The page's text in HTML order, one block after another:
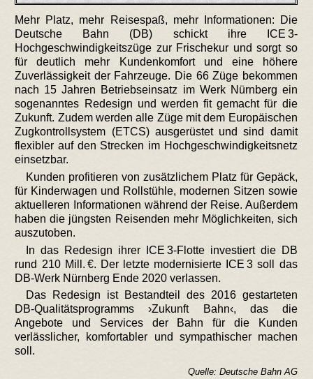
Mehr Platz, mehr Reisespaß, mehr Informationen: Die
Deutsche Bahn (DB) schickt ihre ICE 3-
Hochgeschwindigkeitszüge zur Frischekur und sorgt so
für deutlich mehr Kundenkomfort und eine höhere
Zuverlässigkeit der Fahrzeuge. Die 66 Züge bekommen
nach 15 Jahren Betriebseinsatz im Werk Nürnberg ein
sogenanntes Redesign und werden fit gemacht für die
Zukunft. Zudem werden alle Züge mit dem Europäischen
Zugkontrollsystem (ETCS) ausgerüstet und sind damit
flexibler auf den Strecken im Hochgeschwindigkeitsnetz
einsetzbar.
Kunden profitieren von zusätzlichem Platz für Gepäck,
für Kinderwagen und Rollstühle, modernen Sitzen sowie
aktuelleren Informationen während der Reise. Außerdem
haben die jüngsten Reisenden mehr Möglichkeiten, sich
auszutoben.
In das Redesign ihrer ICE 3-Flotte investiert die DB
rund 210 Mill. €. Der letzte modernisierte ICE 3 soll das
DB-Werk Nürnberg Ende 2020 verlassen.
Das Redesign ist Bestandteil des 2016 gestarteten
DB-Qualitätsprogramms ›Zukunft Bahn‹, das die
Angebote und Services der Bahn für die Kunden
verlässlicher, komfortabler und sympathischer machen
soll.
Quelle: Deutsche Bahn AG